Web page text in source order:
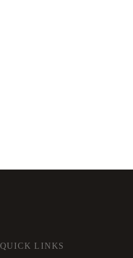
QUICK LINKS